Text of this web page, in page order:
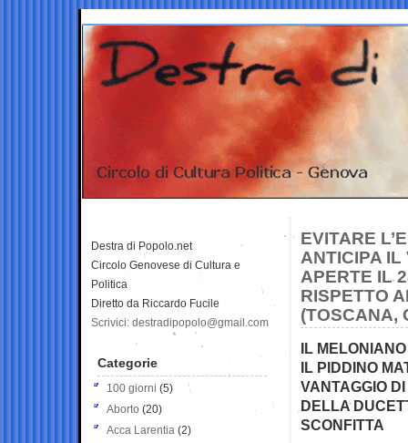
EVITARE
ANTICIPA
APERTE IL
RISPETTO
(TOSCANA,
IL
IL PIDDINO
VANTAGGIO
DELLA
SCONFITTA
Destra di Popolo.net
Circolo Genovese di Cultura e
Politica
Diretto da Riccardo Fucile
Scrivici: destradipopolo@gmail.com
Categorie
100 giorni (5)
Aborto (20)
Acca Larentia (2)